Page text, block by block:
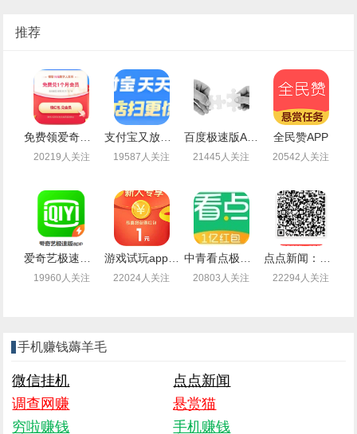
推荐
20219人关注
支付宝又放水了免费领取最高99元通用红包
19587人关注
百度极速版APP新老用户登录领取1-14.4元现金红包
21445人关注
全民赞APP
20542人关注
19960人关注
游戏试玩app闲时联盟：注册送1.4元现金，可提现支付宝
22024人关注 20803人关注 22294人关注
手机赚钱薅羊毛
微信挂机
点点新闻
调查网赚
悬赏猫
穷啦赚钱
手机赚钱